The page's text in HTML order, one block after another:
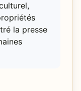
la presse